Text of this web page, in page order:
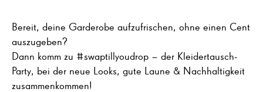
Bereit, deine Garderobe aufzufrischen, ohne einen Cent
auszugeben?
Dann komm zu #swaptillyoudrop – der Kleidertausch-
Party, bei der neue Looks, gute Laune & Nachhaltigkeit
zusammenkommen!